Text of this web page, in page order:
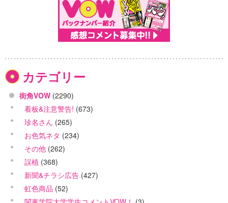
カテゴリー
街角VOW (2290)
看板&注意警告! (673)
珍名さん (265)
お色気ネタ (234)
その他 (262)
誤植 (368)
新聞&チラシ広告 (427)
虹色商品 (52)